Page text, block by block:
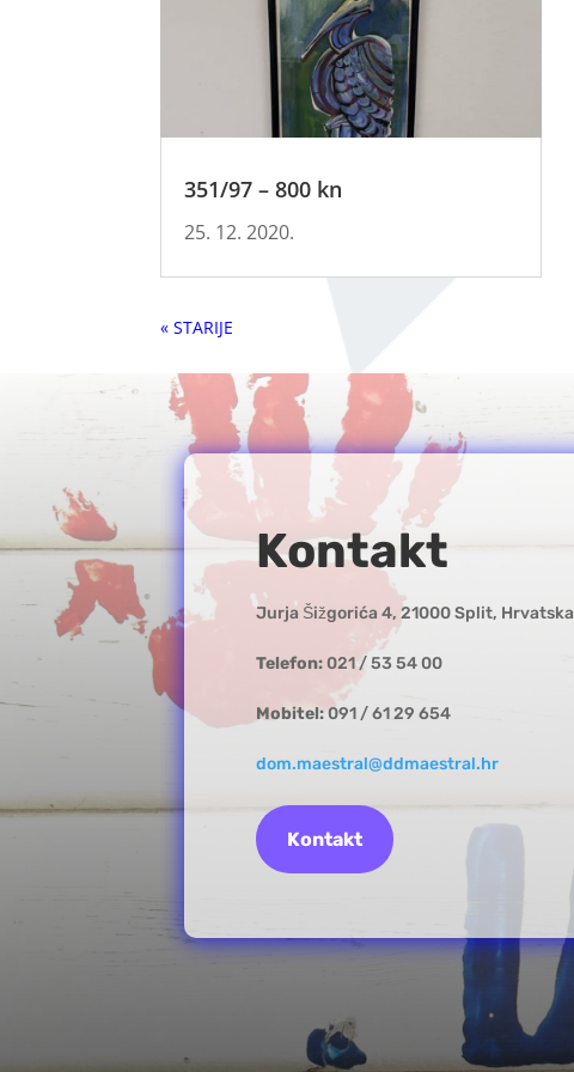
351/97 – 800 kn
25. 12. 2020.
« Older Entries
Kontakt
Jurja Šižgorića 4, 21000 Split, Hrvatska
Telefon:021 / 53 54 00
Mobitel:091 / 61 29 654
dom.maestral@ddmaestral.hr
Kontakt